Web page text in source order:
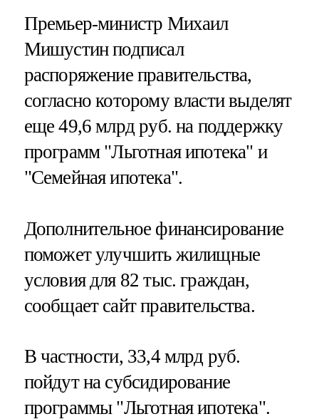
Премьер-министр Михаил
Мишустин подписал
распоряжение правительства,
согласно которому власти выделят
еще 49,6 млрд руб. на поддержку
программ "Льготная ипотека" и
"Семейная ипотека".
Дополнительное финансирование
поможет улучшить жилищные
условия для 82 тыс. граждан,
сообщает сайт правительства.
В частности, 33,4 млрд руб.
пойдут на субсидирование
программы "Льготная ипотека".